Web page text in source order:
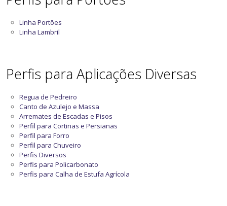
Linha Portões
Linha Lambril
Perfis para Aplicações Diversas
Regua de Pedreiro
Canto de Azulejo e Massa
Arremates de Escadas e Pisos
Perfil para Cortinas e Persianas
Perfil para Forro
Perfil para Chuveiro
Perfis Diversos
Perfis para Policarbonato
Perfis para Calha de Estufa Agrícola